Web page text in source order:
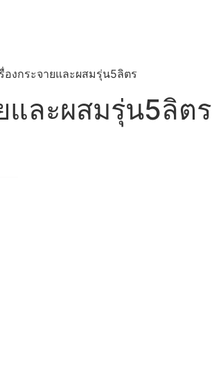
องกระจายและผสมรุ่น5ลิตร
และผสมรุ่น5ลิตร